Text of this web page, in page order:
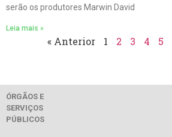
serão os produtores Marwin David
Leia mais »
« Anterior 1 2 3 4 5
ÓRGÃOS E
SERVIÇOS
PÚBLICOS